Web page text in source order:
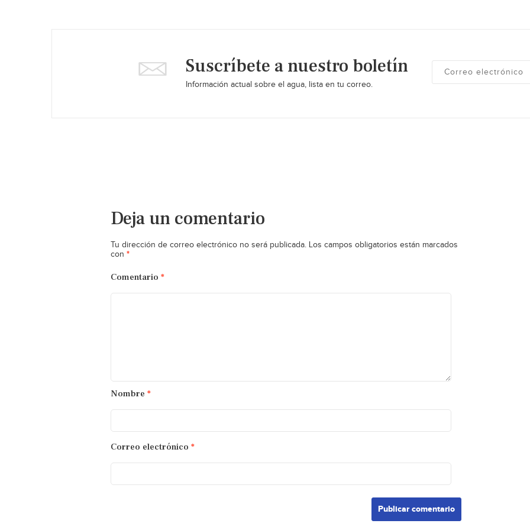
Suscríbete a nuestro boletín
Información actual sobre el agua, lista en tu correo.
Deja un comentario
Tu dirección de correo electrónico no será publicada. Los campos obligatorios están marcados
con *
Comentario *
Nombre *
Correo electrónico *